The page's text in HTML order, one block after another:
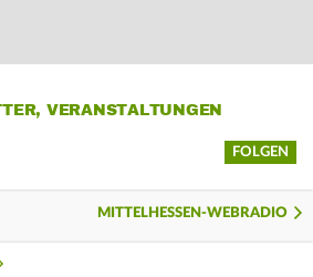
VERANSTALTUNGEN
FOLGEN
MITTELHESSEN-WEBRADIO